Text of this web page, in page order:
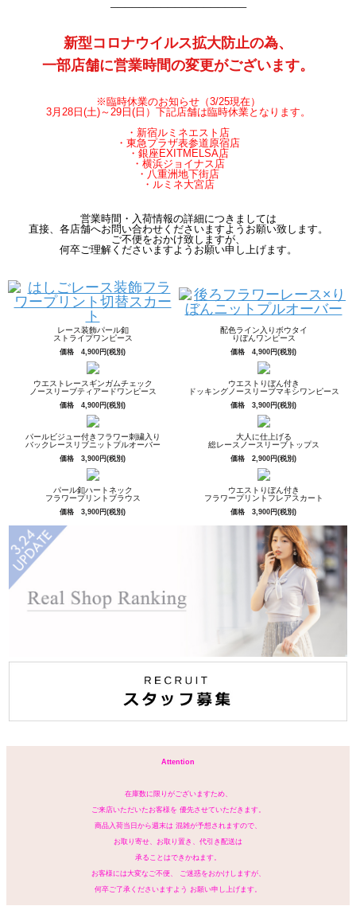
───────────────────
新型コロナウイルス拡大防止の為、
一部店舗に営業時間の変更がございます。
※臨時休業のお知らせ（3/25現在）
3月28日(土)～29日(日）下記店舗は臨時休業となります。
・新宿ルミネエスト店
・東急プラザ表参道原宿店
・銀座EXITMELSA店
・横浜ジョイナス店
・八重洲地下街店
・ルミネ大宮店
営業時間・入荷情報の詳細につきましては
直接、各店舗へお問い合わせくださいますようお願い致します。
ご不便をおかけ致しますが、
何卒ご理解くださいますようお願い申し上げます。
レース装飾パール釦
ストライプワンピース
価格 4,900円(税別)
配色ライン入りボウタイ
りぼんワンピース
価格 4,900円(税別)
ウエストレースギンガムチェック
ノースリーブティアードワンピース
価格 4,900円(税別)
ウエストりぼん付き
ドッキングノースリーブマキシワンピース
価格 3,900円(税別)
パールビジュー付きフラワー刺繍入り
バックレースリブニットプルオーバー
価格 3,900円(税別)
大人に仕上げる
総レースノースリーブトップス
価格 2,900円(税別)
パール釦ハートネック
フラワープリントブラウス
価格 3,900円(税別)
ウエストりぼん付き
フラワープリントフレアスカート
価格 3,900円(税別)
Attention
在庫数に限りがございますため、
ご来店いただいたお客様を 優先させていただきます。
商品入荷当日から週末は 混雑が予想されますので、
お取り寄せ、お取り置き、代引き配送は
承ることはできかねます。
お客様には大変なご不便、 ご迷惑をおかけしますが、
何卒ご了承くださいますよう お願い申し上げます。